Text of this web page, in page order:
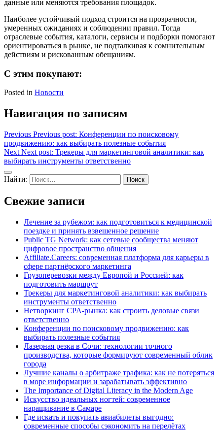
данные или меняются требования площадок.
Наиболее устойчивый подход строится на прозрачности,
умеренных ожиданиях и соблюдении правил. Тогда
отраслевые события, каталоги, сервисы и подборки помогают
ориентироваться в рынке, не подталкивая к сомнительным
действиям и рискованным обещаниям.
С этим покупают:
Posted in Новости
Навигация по записям
Previous Previous post: Конференции по поисковому
продвижению: как выбирать полезные события
Next Next post: Трекеры для маркетинговой аналитики: как
выбирать инструменты ответственно
Найти:
Свежие записи
Лечение за рубежом: как подготовиться к медицинской
поездке и принять взвешенное решение
Public TG Network: как сетевые сообщества меняют
цифровое пространство общения
Affiliate.Careers: современная платформа для карьеры в
сфере партнёрского маркетинга
Грузоперевозки между Европой и Россией: как
подготовить маршрут
Трекеры для маркетинговой аналитики: как выбирать
инструменты ответственно
Нетворкинг CPA-рынка: как строить деловые связи
ответственно
Конференции по поисковому продвижению: как
выбирать полезные события
Лазерная резка в Сочи: технологии точного
производства, которые формируют современный облик
города
Лучшие каналы о арбитраже трафика: как не потеряться
в море информации и зарабатывать эффективно
The Importance of Digital Literacy in the Modern Age
Искусство идеальных ногтей: современное
наращивание в Самаре
Где искать и покупать авиабилеты выгодно:
современные способы сэкономить на перелётах